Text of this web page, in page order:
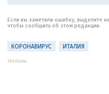
Если вы заметили ошибку, выделите
чтобы сообщить об этом редакции.
КОРОНАВИРУС ИТАЛИЯ
РЕКЛАМА: